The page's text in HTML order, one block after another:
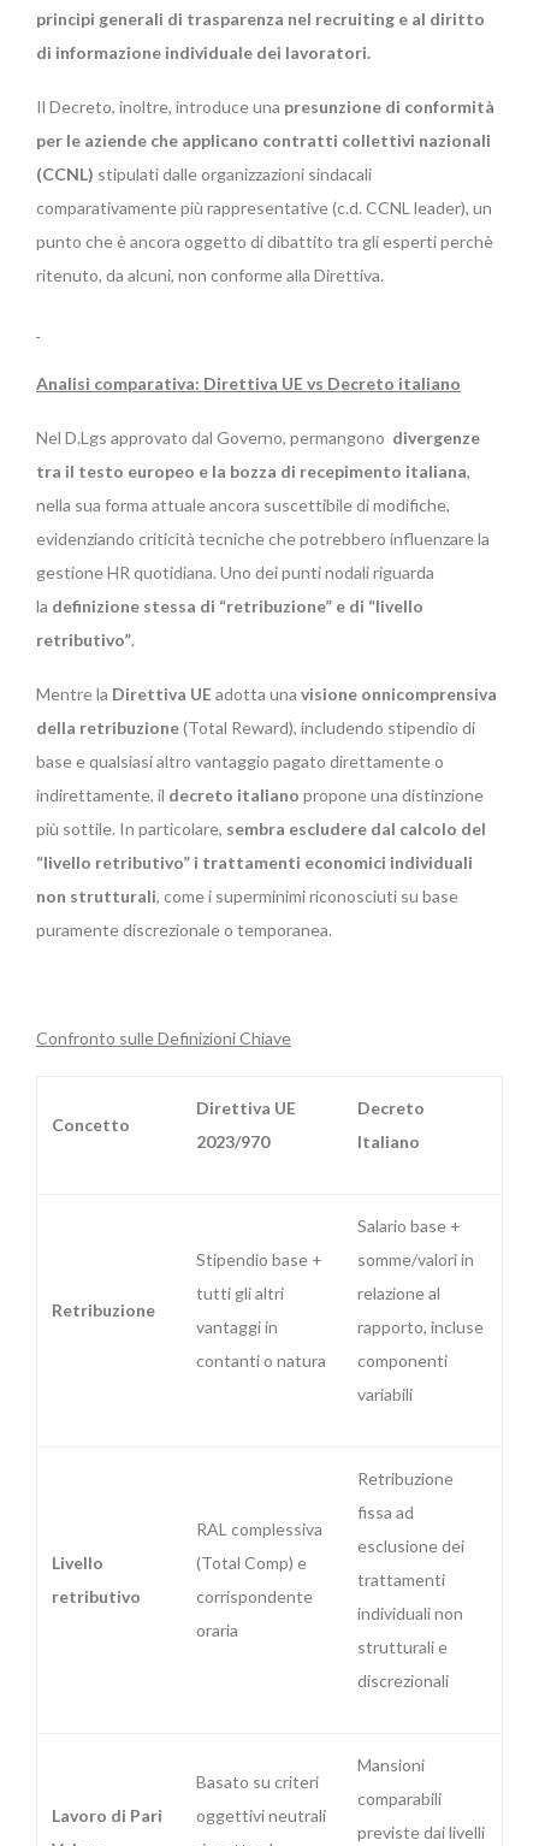
principi generali di trasparenza nel recruiting e al diritto
di informazione individuale dei lavoratori.
Il Decreto, inoltre, introduce una presunzione di conformità
per le aziende che applicano contratti collettivi nazionali
(CCNL) stipulati dalle organizzazioni sindacali
comparativamente più rappresentative (c.d. CCNL leader), un
punto che è ancora oggetto di dibattito tra gli esperti perchè
ritenuto, da alcuni, non conforme alla Direttiva.
Analisi comparativa: Direttiva UE vs Decreto italiano
Nel D.Lgs approvato dal Governo, permangono divergenze
tra il testo europeo e la bozza di recepimento italiana,
nella sua forma attuale ancora suscettibile di modifiche,
evidenziando criticità tecniche che potrebbero influenzare la
gestione HR quotidiana. Uno dei punti nodali riguarda
la definizione stessa di “retribuzione” e di “livello
retributivo”.
Mentre la Direttiva UEadotta una visione onnicomprensiva
della retribuzione(Total Reward), includendo stipendio di
base e qualsiasi altro vantaggio pagato direttamente o
indirettamente, il decreto italiano propone una distinzione
più sottile. In particolare, sembra escludere dal calcolo del
“livello retributivo” i trattamenti economici individuali
non strutturali, come i superminimi riconosciuti su base
puramente discrezionale o temporanea.
Confronto sulle Definizioni Chiave
Concetto
Direttiva UE
2023/970
Decreto
Italiano
Retribuzione
Stipendio base +
tutti gli altri
vantaggi in
contanti o natura
Salario base +
somme/valori in
relazione al
rapporto, incluse
componenti
variabili
Livello
retributivo
RAL complessiva
(Total Comp) e
corrispondente
oraria
Retribuzione
fissa ad
esclusione dei
trattamenti
individuali non
strutturali e
discrezionali
Lavoro di Pari
Basato su criteri
oggettivi neutrali
Mansioni
comparabili
previste dai livelli